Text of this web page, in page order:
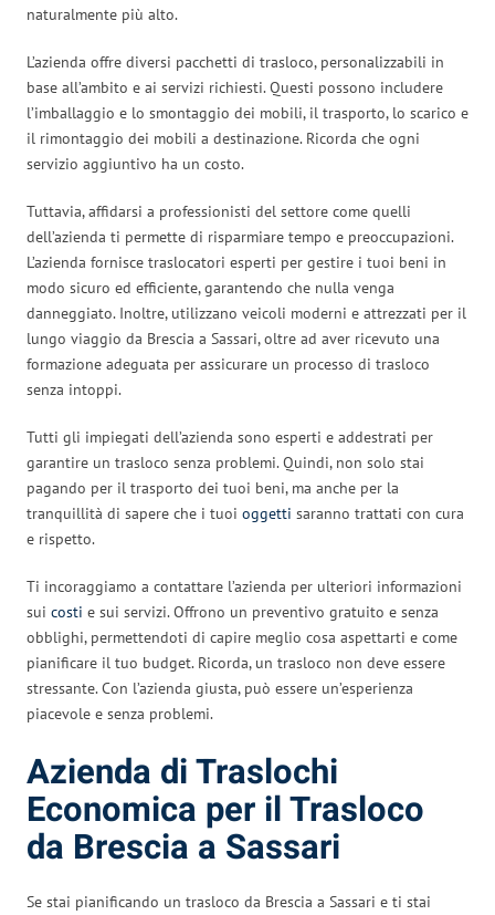
naturalmente più alto.
L’azienda offre diversi pacchetti di trasloco, personalizzabili in
base all’ambito e ai servizi richiesti. Questi possono includere
l’imballaggio e lo smontaggio dei mobili, il trasporto, lo scarico e
il rimontaggio dei mobili a destinazione. Ricorda che ogni
servizio aggiuntivo ha un costo.
Tuttavia, affidarsi a professionisti del settore come quelli
dell’azienda ti permette di risparmiare tempo e preoccupazioni.
L’azienda fornisce traslocatori esperti per gestire i tuoi beni in
modo sicuro ed efficiente, garantendo che nulla venga
danneggiato. Inoltre, utilizzano veicoli moderni e attrezzati per il
lungo viaggio da Brescia a Sassari, oltre ad aver ricevuto una
formazione adeguata per assicurare un processo di trasloco
senza intoppi.
Tutti gli impiegati dell’azienda sono esperti e addestrati per
garantire un trasloco senza problemi. Quindi, non solo stai
pagando per il trasporto dei tuoi beni, ma anche per la
tranquillità di sapere che i tuoi oggetti saranno trattati con cura
e rispetto.
Ti incoraggiamo a contattare l’azienda per ulteriori informazioni
sui costi e sui servizi. Offrono un preventivo gratuito e senza
obblighi, permettendoti di capire meglio cosa aspettarti e come
pianificare il tuo budget. Ricorda, un trasloco non deve essere
stressante. Con l’azienda giusta, può essere un’esperienza
piacevole e senza problemi.
Azienda di Traslochi
Economica per il Trasloco
da Brescia a Sassari
Se stai pianificando un trasloco da Brescia a Sassari e ti stai